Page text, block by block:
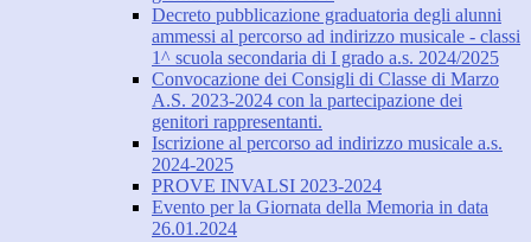
Decreto pubblicazione graduatoria degli alunni
ammessi al percorso ad indirizzo musicale - classi
1^ scuola secondaria di I grado a.s. 2024/2025
Convocazione dei Consigli di Classe di Marzo
A.S. 2023-2024 con la partecipazione dei
genitori rappresentanti.
Iscrizione al percorso ad indirizzo musicale a.s.
2024-2025
PROVE INVALSI 2023-2024
Evento per la Giornata della Memoria in data
26.01.2024